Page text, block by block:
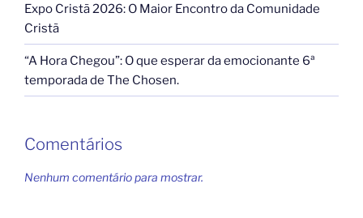
Expo Cristã 2026: O Maior Encontro da Comunidade
Cristã
“A Hora Chegou”: O que esperar da emocionante 6ª
temporada de The Chosen.
Comentários
Nenhum comentário para mostrar.